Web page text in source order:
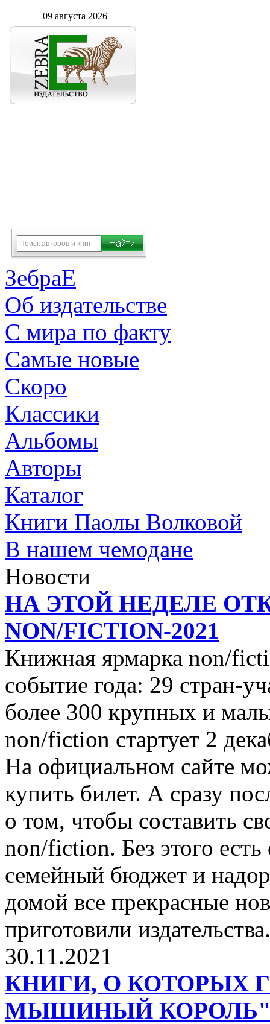
09 августа 2026
ЗебраЕ
Об издательстве
С мира по факту
Самые новые
Скоро
Классики
Альбомы
Авторы
Каталог
Книги Паолы Волковой
В нашем чемодане
Новости
НА ЭТОЙ НЕДЕЛЕ
NON/FICTION-2021
Книжная ярмарка non/
событие года: 29 стран-
более 300 крупных и
non/fiction стартует 2
На официальном сайте
купить билет. А сразу
о том, чтобы составить
non/fiction. Без этого есть
семейный бюджет и
домой все прекрасные
приготовили издательства.
30.11.2021
КНИГИ, О КОТОРЫХ
МЫШИНЫЙ